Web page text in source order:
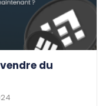
vendre du